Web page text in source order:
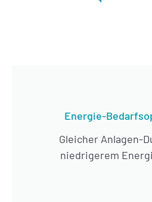
Energie-
Gleicher Anlagen-
niedrigerem